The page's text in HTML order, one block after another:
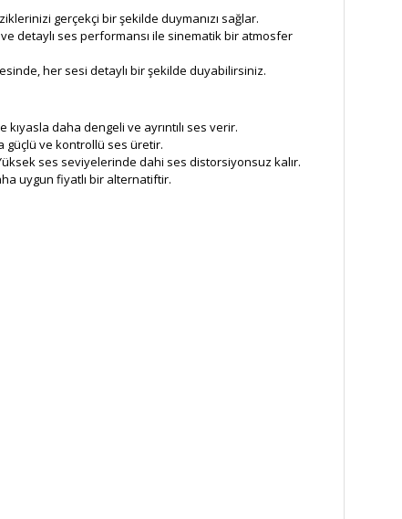
gerçekçi bir şekilde duymanızı sağlar.
detaylı ses performansı ile sinematik bir atmosfer
her sesi detaylı bir şekilde duyabilirsiniz.
daha dengeli ve ayrıntılı ses verir.
güçlü ve kontrollü ses üretir.
ses seviyelerinde dahi ses distorsiyonsuz kalır.
uygun fiyatlı bir alternatiftir.